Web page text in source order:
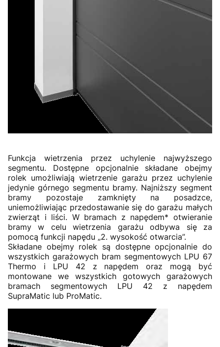
Funkcja wietrzenia przez uchylenie najwyższego
segmentu. Dostępne opcjonalnie składane obejmy
rolek umożliwiają wietrzenie garażu przez uchylenie
jedynie górnego segmentu bramy. Najniższy segment
bramy pozostaje zamknięty na posadzce,
uniemożliwiając przedostawanie się do garażu małych
zwierząt i liści. W bramach z napędem* otwieranie
bramy w celu wietrzenia garażu odbywa się za
pomocą funkcji napędu „2. wysokość otwarcia”.
Składane obejmy rolek są dostępne opcjonalnie do
wszystkich garażowych bram segmentowych LPU 67
Thermo i LPU 42 z napędem oraz mogą być
montowane we wszystkich gotowych garażowych
bramach segmentowych LPU 42 z napędem
SupraMatic lub ProMatic.